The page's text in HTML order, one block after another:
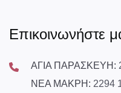
Επικοινωνήστε
ΑΓΙΑ ΠΑΡΑΣΚΕΥΗ:
ΝΕΑ ΜΑΚΡΗ: 2294